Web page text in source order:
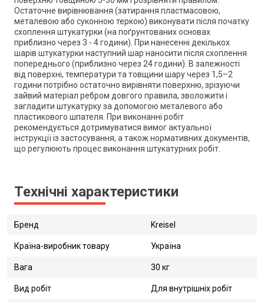
Остаточне вирівнювання (затирання пластмасовою,
металевою або суконною теркою) виконувати після початку
схоплення штукатурки (на поґрунтованих основах
приблизно через 3 - 4 години). При нанесенні декількох
шарів штукатурки наступний шар наносити після схоплення
попереднього (приблизно через 24 години). В залежності
від поверхні, температури та товщини шару через 1,5–2
години потрібно остаточно вирівняти поверхню, зрізуючи
зайвий матеріал ребром довгого правила, зволожити і
загладити штукатурку за допомогою металевого або
пластикового шпателя. При виконанні робіт
рекомендується дотримуватися вимог актуальної
інструкції із застосування, а також нормативних документів,
що регулюють процес виконання штукатурних робіт.
Технічні характеристики
Бренд Kreisel
Країна-виробник товару Україна
Вага 30 кг
Вид робіт Для внутрішніх робіт